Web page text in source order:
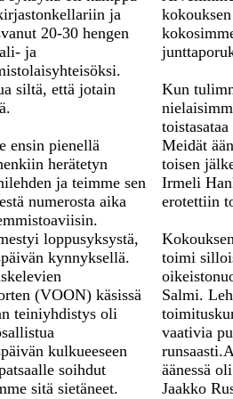
ja
20-30 hengen
ja
siltä, että jotain
ensin pienellä
herätetyn
ja teimme sen
numerosta aika
loppusyksystä,
kynnyksellä.
(VOON) käsissä
teiniyhdistys oli
kulkueeseen
soihdut
sitä sietäneet.
Kun
Meidät
toisen
Irmeli
erotettiin
toimi
Salmi.
vaativia
äänessä
Jaakko